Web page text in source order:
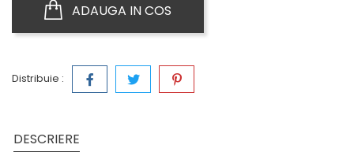
ADAUGA IN COS
Distribuie :
DESCRIERE